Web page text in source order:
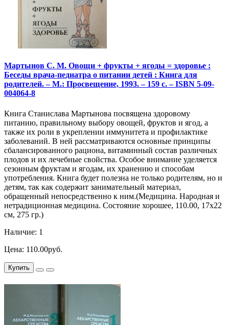
Мартынов С. М. Овощи + фрукты + ягоды = здоровье :
Беседы врача-педиатра о питании детей : Книга для
родителей. – М.: Просвещение, 1993. – 159 с. – ISBN 5-09-
004064-8
Книга Станислава Мартынова посвящена здоровому
питанию, правильному выбору овощей, фруктов и ягод, а
также их роли в укреплении иммунитета и профилактике
заболеваний. В ней рассматриваются основные принципы
сбалансированного рациона, витаминный состав различных
плодов и их лечебные свойства. Особое внимание уделяется
сезонным фруктам и ягодам, их хранению и способам
употребления. Книга будет полезна не только родителям, но и
детям, так как содержит занимательный материал,
обращенный непосредственно к ним.(Медицина. Народная и
нетрадиционная медицина. Состояние хорошее, 110.00, 17х22
см, 275 гр.)
Наличие: 1
Цена: 110.00руб.
Купить